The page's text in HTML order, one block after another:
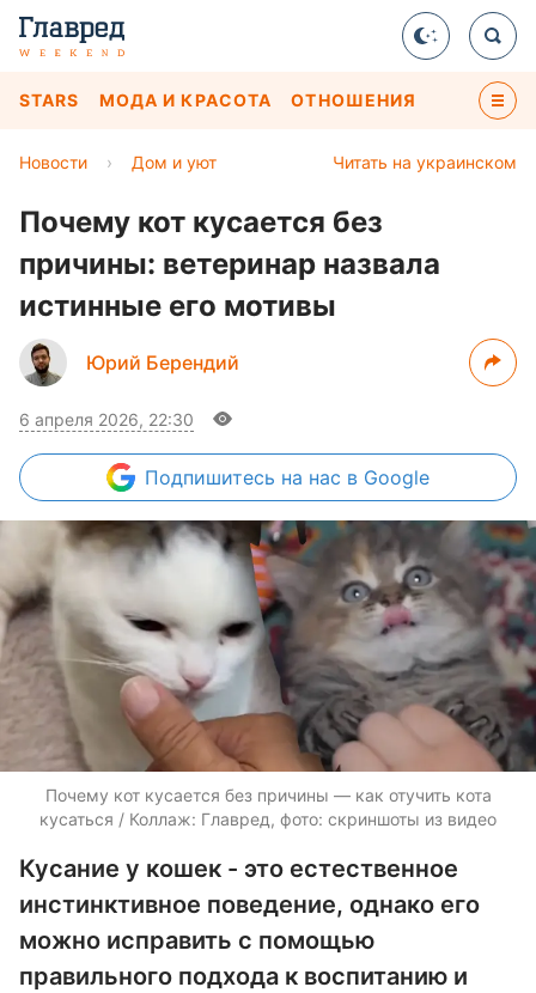
STARS МОДА И КРАСОТА ОТНОШЕНИЯ
Читать на украинском
Новости › Дом и уют
Почему кот кусается без
причины: ветеринар назвала
истинные его мотивы
Юрий Берендий
6 апреля 2026, 22:30
Подпишитесь на нас в Google
Почему кот кусается без причины — как отучить кота
кусаться / Коллаж: Главред, фото: скриншоты из видео
Кусание у кошек - это естественное
инстинктивное поведение, однако его
можно исправить с помощью
правильного подхода к воспитанию и